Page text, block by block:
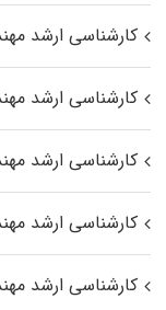
کارشناسی ارشد
کارشناسی ارشد
کارشناسی ارشد
کارشناسی ارشد
کارشناسی ارشد